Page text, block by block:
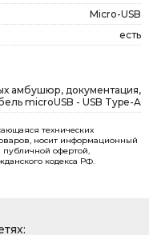
Micro-USB
есть
амбушюр, документация,
microUSB - USB Type-A
технических
носит информационный
публичной офертой,
кодекса РФ.